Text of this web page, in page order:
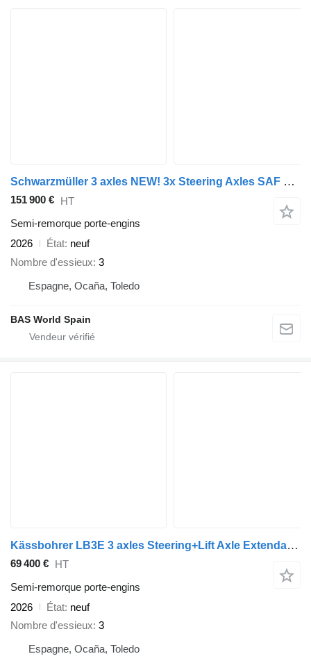
Schwarzmüller 3 axles NEW! 3x Steering Axles SAF Extendable
151 900 € HT
Semi-remorque porte-engins
2026
État neuf
Nombre d'essieux 3
Espagne, Ocaña, Toledo
BAS World Spain
Kässbohrer LB3E 3 axles Steering+Lift Axle Extendable Ramps
69 400 € HT
Semi-remorque porte-engins
2026
État neuf
Nombre d'essieux 3
Espagne, Ocaña, Toledo